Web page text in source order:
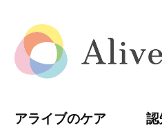
アライブのケア 認